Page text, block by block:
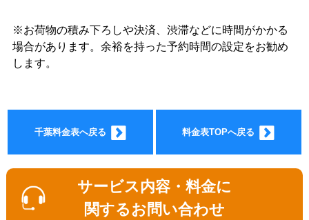
ョン料
金
※お荷物の積み下ろしや決済、渋滞などに時間がかかる
場合があります。余裕を持った予約時間の設定をお勧め
します。
千葉料金表へ戻る 料金表TOPへ戻る
サービス内容・料金に
関するお問い合わせ